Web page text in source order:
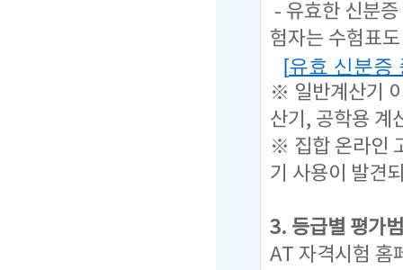
- 유효한 신분
험자는 수험표
[유효 신분증
※ 일반계산기
산기, 공학용 계
※ 집합 온라인
기 사용이 발견
3. 등급별 평가
AT 자격시험 홈